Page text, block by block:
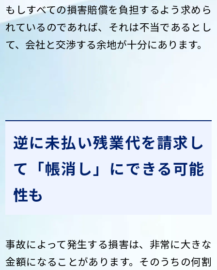
もしすべての損害賠償を負担するよう求めら
れているのであれば、それは不当であるとし
て、会社と交渉する余地が十分にあります。
逆に未払い残業代を請求し
て「帳消し」にできる可能
性も
事故によって発生する損害は、非常に大きな
金額になることがあります。そのうちの何割